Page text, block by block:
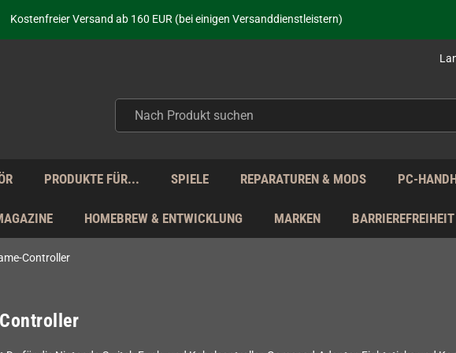
Kostenfreier Versand ab 160 EUR (bei einigen Versanddienstleistern)
Seit über 20 Jahren Deine Anlaufstelle für neue Retro-Hardware!
Täglicher Versand Mo - Fr aus Deutschland - zollfrei innerhalb der EU!
PRODUKTE FÜR... SPIELE REPARATUREN & MODS PC-
HOMEBREW & ENTWICKLUNG MARKEN BARRIEREFREIHEIT
Controller